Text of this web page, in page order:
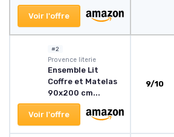
Voir l'offre
#2
Provence literie
Ensemble Lit
Coffre et Matelas
90x200 cm...
Voir l'offre
9/10